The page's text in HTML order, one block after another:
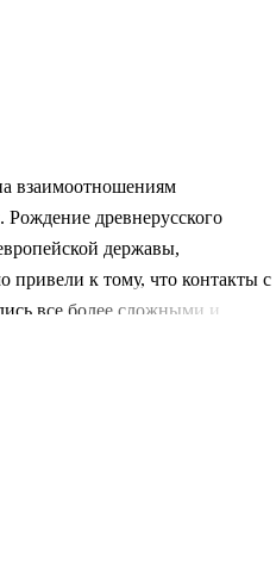
взаимоотношениям
древнерусского
державы,
привели к тому, что контакты с
все более сложными и
Рюриковичей от Владимира
следили за событиями,